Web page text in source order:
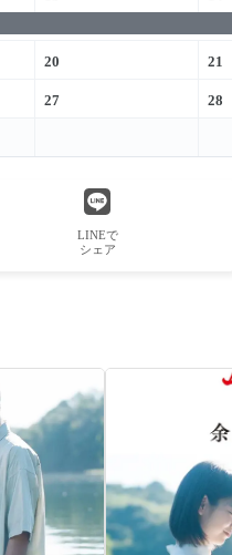
20 21
27 28
LINEで
シェア